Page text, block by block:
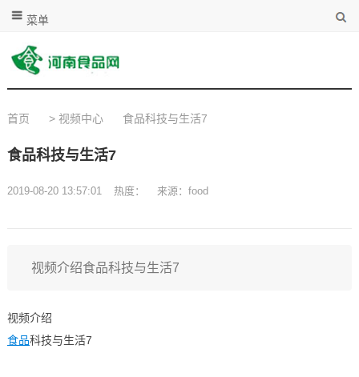
菜单
首页 > 视频中心 食品科技与生活7
食品科技与生活7
2019-08-20 13:57:01 热度： 来源：food
视频介绍食品科技与生活7
视频介绍
食品科技与生活7